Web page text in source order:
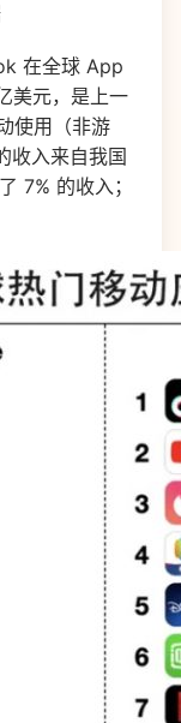
在全球 App
美元，是上一
使用（非游
收入来自我国
7% 的收入；